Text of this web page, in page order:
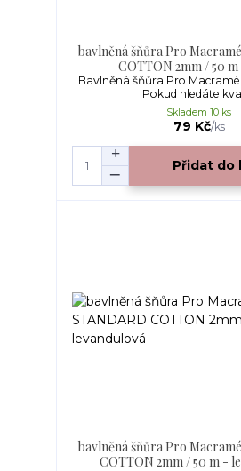
bavlněná šňůra Pro
COTTON 2mm / 50
Bavlněná šňůra Pro
Pokud hledáte
79 Kč/ks
Skladem 10 ks
Přidat do
bavlněná šňůra Pro
COTTON 2mm / 50 m -